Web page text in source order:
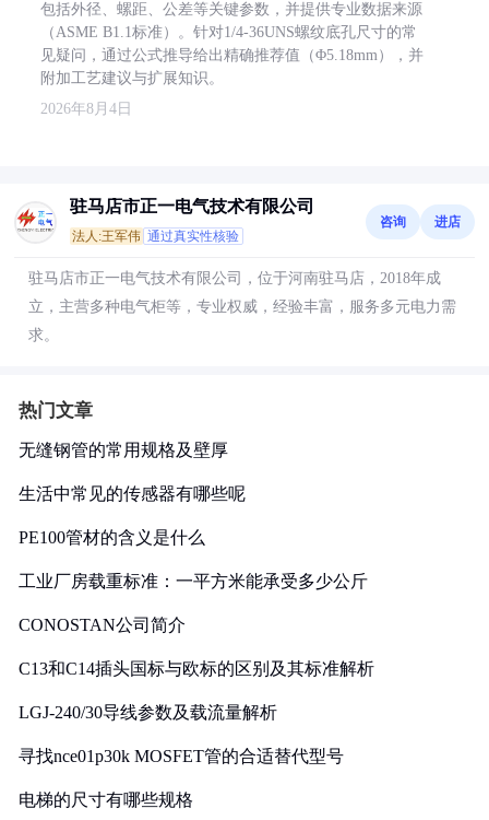
包括外径、螺距、公差等关键参数，并提供专业数据来源
（ASME B1.1标准）。针对1/4-36UNS螺纹底孔尺寸的常
见疑问，通过公式推导给出精确推荐值（Φ5.18mm），并
附加工艺建议与扩展知识。
2026年8月4日
驻马店市正一电气技术有限公司
法人:王军伟 通过真实性核验
咨询 进店
驻马店市正一电气技术有限公司，位于河南驻马店，2018年成
立，主营多种电气柜等，专业权威，经验丰富，服务多元电力需
求。
热门文章
无缝钢管的常用规格及壁厚
生活中常见的传感器有哪些呢
PE100管材的含义是什么
工业厂房载重标准：一平方米能承受多少公斤
CONOSTAN公司简介
C13和C14插头国标与欧标的区别及其标准解析
LGJ-240/30导线参数及载流量解析
寻找nce01p30k MOSFET管的合适替代型号
电梯的尺寸有哪些规格